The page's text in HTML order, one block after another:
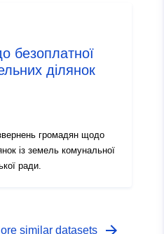
безоплатної
ділянок
звернень громадян щодо
із земель комунальної
ради.
similar datasets